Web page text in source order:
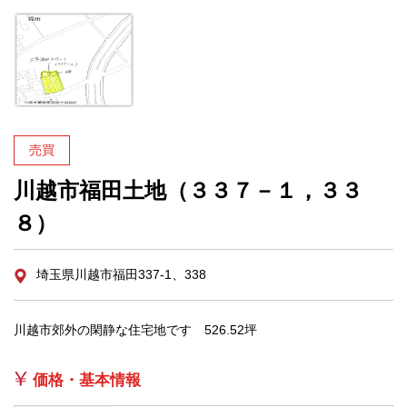
売買
川越市福田土地（３３７－１，３３
８）
埼玉県川越市福田337-1、338
川越市郊外の閑静な住宅地です 526.52坪
価格・基本情報